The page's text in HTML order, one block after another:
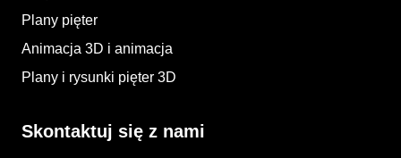
Plany pięter
Animacja 3D i animacja​
Plany i rysunki pięter 3D​
Skontaktuj się z nami